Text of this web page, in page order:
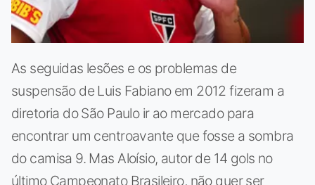
As seguidas lesões e os problemas de
suspensão de Luis Fabiano em 2012 fizeram a
diretoria do São Paulo ir ao mercado para
encontrar um centroavante que fosse a sombra
do camisa 9. Mas Aloísio, autor de 14 gols no
último Campeonato Brasileiro, não quer ser